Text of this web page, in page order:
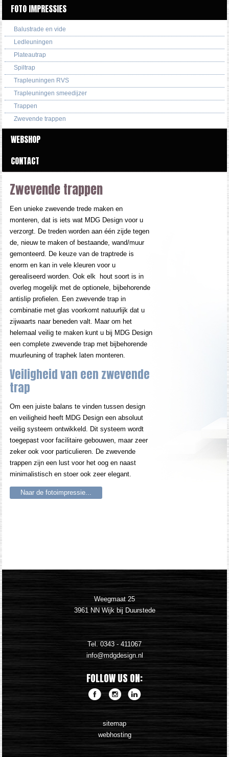
FOTO IMPRESSIES
Balustrade en vide
Ledleuningen
Plateautrap
Spiltrap
Trapleuningen RVS
Trapleuningen smeedijzer
Trappen
Zwevende trappen
WEBSHOP
CONTACT
Zwevende trappen
Een unieke zwevende trede maken en
monteren, dat is iets wat MDG Design voor u
verzorgt. De treden worden aan één zijde tegen
de, nieuw te maken of bestaande, wand/muur
gemonteerd. De keuze van de traptrede is
enorm en kan in vele kleuren voor u
gerealiseerd worden. Ook elk hout soort is in
overleg mogelijk met de optionele, bijbehorende
antislip profielen. Een zwevende trap in
combinatie met glas voorkomt natuurlijk dat u
zijwaarts naar beneden valt. Maar om het
helemaal veilig te maken kunt u bij MDG Design
een complete zwevende trap met bijbehorende
muurleuning of traphek laten monteren.
Veiligheid van een zwevende
trap
Om een juiste balans te vinden tussen design
en veiligheid heeft MDG Design een absoluut
veilig systeem ontwikkeld. Dit systeem wordt
toegepast voor facilitaire gebouwen, maar zeer
zeker ook voor particulieren. De zwevende
trappen zijn een lust voor het oog en naast
minimalistisch en stoer ook zeer elegant.
Naar de fotoimpressie...
Weegmaat 25
3961 NN Wijk bij Duurstede
Tel.0343 - 411067
FOLLOW US ON:
sitemap
webhosting